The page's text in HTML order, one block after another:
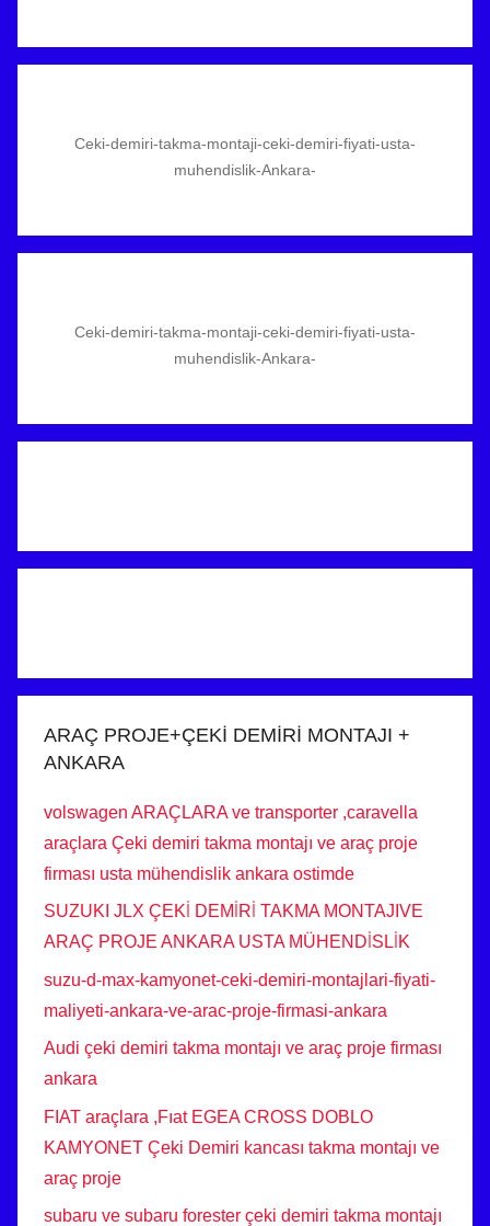
Ceki-demiri-takma-montaji-ceki-demiri-fiyati-usta-
muhendislik-Ankara-
Ceki-demiri-takma-montaji-ceki-demiri-fiyati-usta-
muhendislik-Ankara-
ARAÇ PROJE+ÇEKİ DEMİRİ MONTAJI +
ANKARA
volswagen ARAÇLARA ve transporter ,caravella
araçlara Çeki demiri takma montajı ve araç proje
firması usta mühendislik ankara ostimde
SUZUKI JLX ÇEKİ DEMİRİ TAKMA MONTAJIVE
ARAÇ PROJE ANKARA USTA MÜHENDİSLİK
suzu-d-max-kamyonet-ceki-demiri-montajlari-fiyati-
maliyeti-ankara-ve-arac-proje-firmasi-ankara
Audi çeki demiri takma montajı ve araç proje firması
ankara
FIAT araçlara ,Fıat EGEA CROSS DOBLO
KAMYONET Çeki Demiri kancası takma montajı ve
araç proje
subaru ve subaru forester çeki demiri takma montajı